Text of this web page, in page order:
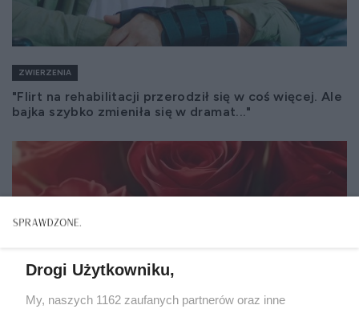
ZWIERZENIA
"Flirt na rehabilitacji przerodził się w coś więcej. Ale
bajka szybko zmieniła się w dramat..."
Drogi Użytkowniku,
My, naszych 1162 zaufanych partnerów oraz inne